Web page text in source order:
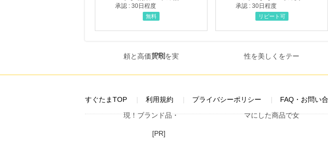
承認 : 30日程度
無料
承認 : 30日程度
リピート可
[PR]
すぐたまTOP 利用規約 プライバシーポリシー FAQ・お問い
[PR]